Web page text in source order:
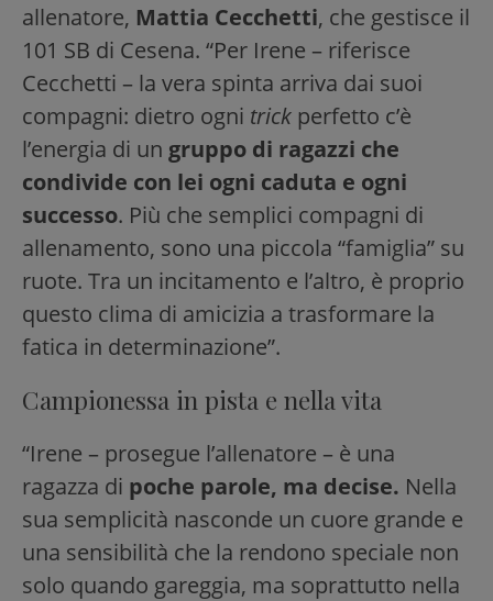
allenatore, Mattia Cecchetti, che gestisce il
101 SB di Cesena. “Per Irene – riferisce
Cecchetti – la vera spinta arriva dai suoi
compagni: dietro ogni trick perfetto c’è
l’energia di un gruppo di ragazzi che
condivide con lei ogni caduta e ogni
successo. Più che semplici compagni di
allenamento, sono una piccola “famiglia” su
ruote. Tra un incitamento e l’altro, è proprio
questo clima di amicizia a trasformare la
fatica in determinazione”.
Campionessa in pista e nella vita
“Irene – prosegue l’allenatore – è una
ragazza di poche parole, ma decise. Nella
sua semplicità nasconde un cuore grande e
una sensibilità che la rendono speciale non
solo quando gareggia, ma soprattutto nella